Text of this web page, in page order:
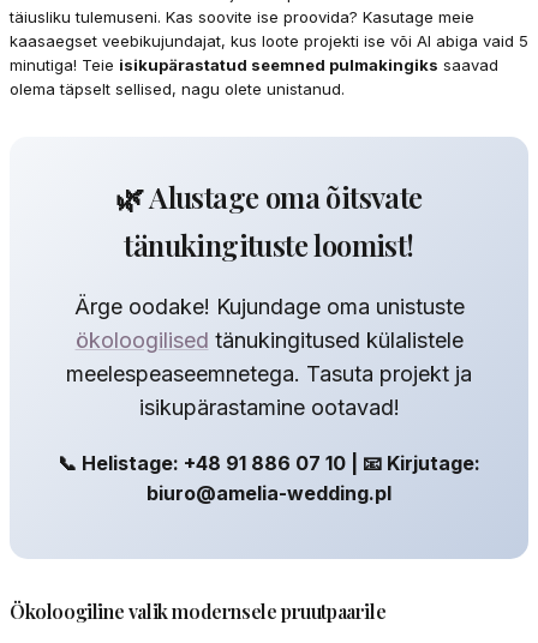
täiusliku tulemuseni. Kas soovite ise proovida? Kasutage meie
kaasaegset veebikujundajat, kus loote projekti ise või AI abiga vaid 5
minutiga! Teie isikupärastatud seemned pulmakingiks saavad
olema täpselt sellised, nagu olete unistanud.
🌿 Alustage oma õitsvate
tänukingituste loomist!
Ärge oodake! Kujundage oma unistuste
ökoloogilised tänukingitused külalistele
meelespeaseemnetega. Tasuta projekt ja
isikupärastamine ootavad!
📞 Helistage: +48 91 886 07 10 | 📧 Kirjutage:
biuro@amelia-wedding.pl
Ökoloogiline valik modernsele pruutpaarile